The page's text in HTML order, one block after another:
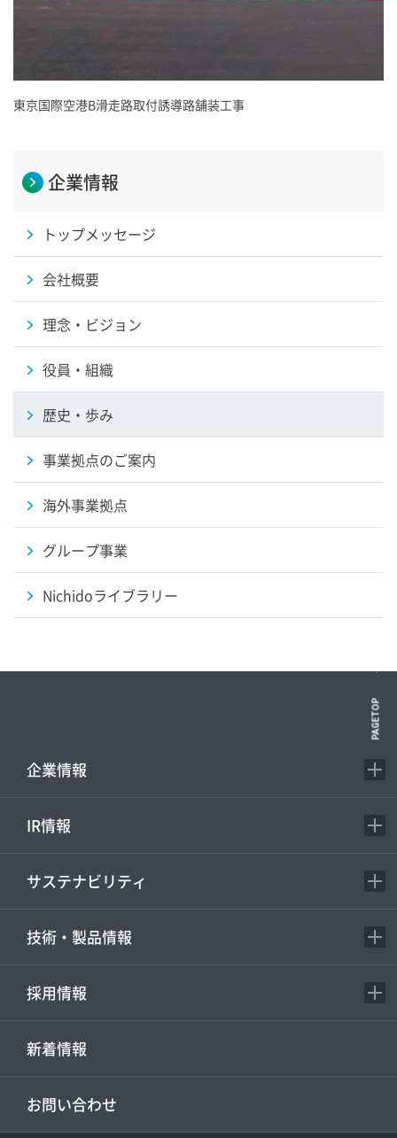
東京国際空港B滑走路取付誘導路舗装工事
企業情報
トップメッセージ
会社概要
理念・ビジョン
役員・組織
歴史・歩み
事業拠点のご案内
海外事業拠点
グループ事業
Nichidoライブラリー
PAGETOP
企業情報
IR情報
サステナビリティ
技術・製品情報
採用情報
新着情報
お問い合わせ